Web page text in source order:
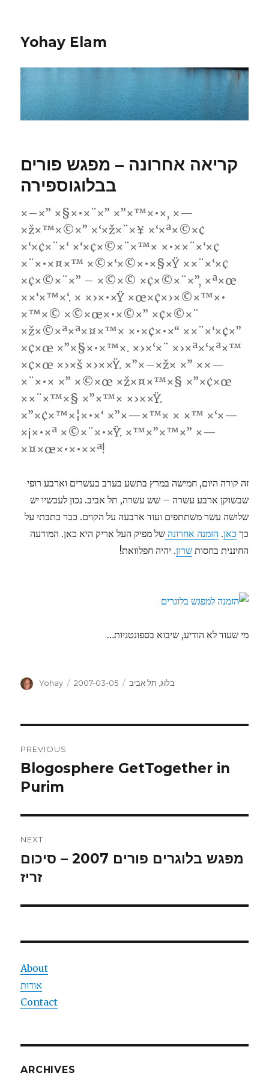
Yohay Elam
קריאה אחרונה – מפגש פורים
בבלוגוספירה
×–×” ×§×•×¨×” ×”×™×•×, ×—
×ž×™×©×” ×‘×ž×¨×¥ ×‘×ª×©×¢
×‘×¢×¨×‘ ×‘×¢×©×¨×™× ×•××¨×‘×¢
×¨×•×¤×™ ×©×‘×©×•×§×Ÿ ××¨×‘×¢
×¢×©×¨×” – ×©×© ×¢×©×¨×”, ×ª×œ
××‘×™×‘. × ×›×•×Ÿ ×œ×¢×›×©×™×•
×™×© ×©×œ×•×©×” ×¢×©×¨
×ž×©×ª×ª×¤×™× ×•×¢×•×“ ××¨×‘×¢×”
×¢×œ ×”×§×•×™×. ×›×‘×¨ ×›×ª×‘×ª×™
×¢×œ ×›×š ×›××Ÿ. ×”×–×ž× ×” ××—
×¨×•× ×” ×©×œ ×ž×¤×™×§ ×”×¢×œ
××¨×™×§ ×”×™× ×›××Ÿ.
×”×¢×™×¦×•×‘ ×”×—×™× × ×™ ×‘×—
×¡×•×ª ×©×¨×•×Ÿ. ×™×”×™×” ×—
×¤×œ×•×•××ª!
זה קורה היום, חמישה במרץ בתשע בערב בעשרים וארבע רופי
שבשוקן ארבע עשרה – שש עשרה, תל אביב. נכון לעכשיו יש
שלושה עשר משתתפים ועוד ארבעה על הקוים. כבר כתבתי על
כך כאן. הזמנה אחרונהשל מפיק העל אריק היא כאן. המודעה
החיננית בחסותשרון. יהיה חפלוואת!
מי שעוד לא הודיע, שיבוא בספונטניות…
Author
Yohay
Posted
2007-03-05 Categories
בלוג, תל אביב
navigation
PREVIOUS
Previous
post:
Blogosphere GetTogether in
Purim
NEXT
Next
post:
מפגש בלוגרים פורים 2007 – סיכום
זריז
About
אודות
Contact
ARCHIVES